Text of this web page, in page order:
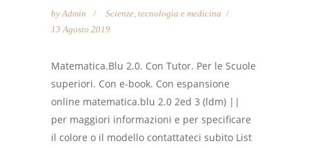
byAdmin
Scienze, tecnologia e medicina
13 Agosto 2019
Matematica.Blu 2.0. Con Tutor. Per le Scuole
superiori. Con e-book. Con espansione
online matematica.blu 2.0 2ed 3 (ldm) ||
per maggiori informazioni e per specificare
il colore o il modello contattateci subito List